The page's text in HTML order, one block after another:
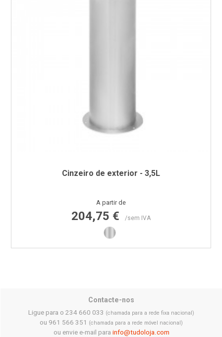
Cinzeiro de exterior - 3,5L
Preço
A partir de
204,75 € /sem IVA
Inox
Contacte-nos
Ligue para o 234 660 033 (chamada para a rede fixa nacional)
ou 961 566 351 (chamada para a rede móvel nacional)
ou envie e-mail para info@tudoloja.com